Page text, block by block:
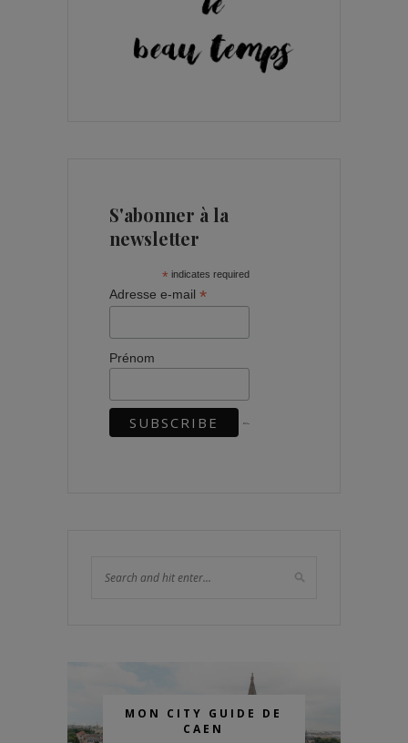
S'abonner à la
newsletter
* indicates required
Adresse e-mail *
Prénom
MON CITY GUIDE DE
CAEN